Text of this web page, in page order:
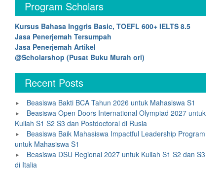
Program Scholars
Kursus Bahasa Inggris Basic, TOEFL 600+ IELTS 8.5
Jasa Penerjemah Tersumpah
Jasa Penerjemah Artikel
@Scholarshop (Pusat Buku Murah ori)
Recent Posts
Beasiswa Bakti BCA Tahun 2026 untuk Mahasiswa S1
Beasiswa Open Doors International Olympiad 2027 untuk
Kuliah S1 S2 S3 dan Postdoctoral di Rusia
Beasiswa Baik Mahasiswa Impactful Leadership Program
untuk Mahasiswa S1
Beasiswa DSU Regional 2027 untuk Kuliah S1 S2 dan S3
di Italia